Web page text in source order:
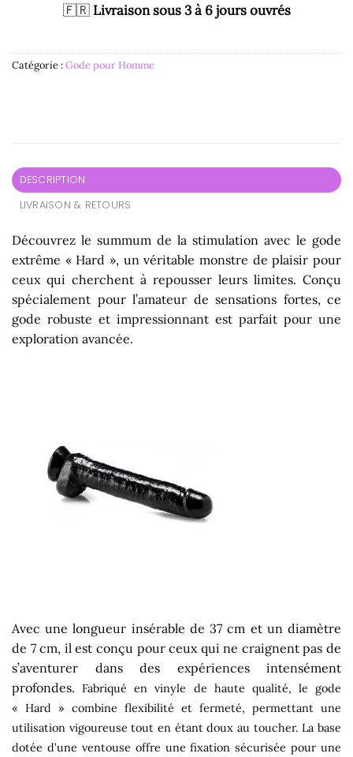
🇫🇷 Livraison sous 3 à 6 jours ouvrés
Catégorie :Gode pour Homme
DESCRIPTION
LIVRAISON & RETOURS
Découvrez le summum de la stimulation avec le gode
extrême « Hard », un véritable monstre de plaisir pour
ceux qui cherchent à repousser leurs limites. Conçu
spécialement pour l’amateur de sensations fortes, ce
gode robuste et impressionnant est parfait pour une
exploration avancée.
Avec une longueur insérable de 37 cm et un diamètre
de 7 cm, il est conçu pour ceux qui ne craignent pas de
s’aventurer dans des expériences intensément
profondes.Fabriqué en vinyle de haute qualité, le gode
« Hard » combine flexibilité et fermeté, permettant une
utilisation vigoureuse tout en étant doux au toucher. La base
dotée d’une ventouse offre une fixation sécurisée pour une